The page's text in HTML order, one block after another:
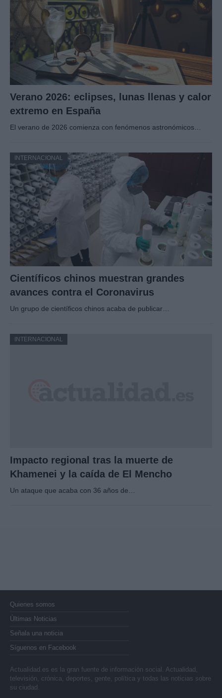
Verano 2026: eclipses, lunas llenas y calor
extremo en España
El verano de 2026 comienza con fenómenos astronómicos…
INTERNACIONAL
Científicos chinos muestran grandes
avances contra el Coronavirus
Un grupo de científicos chinos acaba de publicar…
INTERNACIONAL
Impacto regional tras la muerte de
Khamenei y la caída de El Mencho
Un ataque que acaba con 36 años de…
Quienes somos
Últimas Noticias
Señala una noticia
Síguenos en Facebook
Actualidad.es es la gran fuente de información social. Actualidad,
televisión, crónica, deportes, gente, política y todas las noticias sobre
su ciudad.